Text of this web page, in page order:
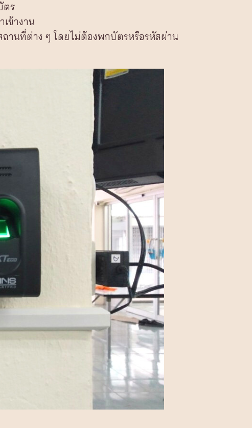
ตร
ข้างาน
ถานที่ต่าง ๆ โดยไม่ต้องพกบัตรหรือรหัสผ่าน